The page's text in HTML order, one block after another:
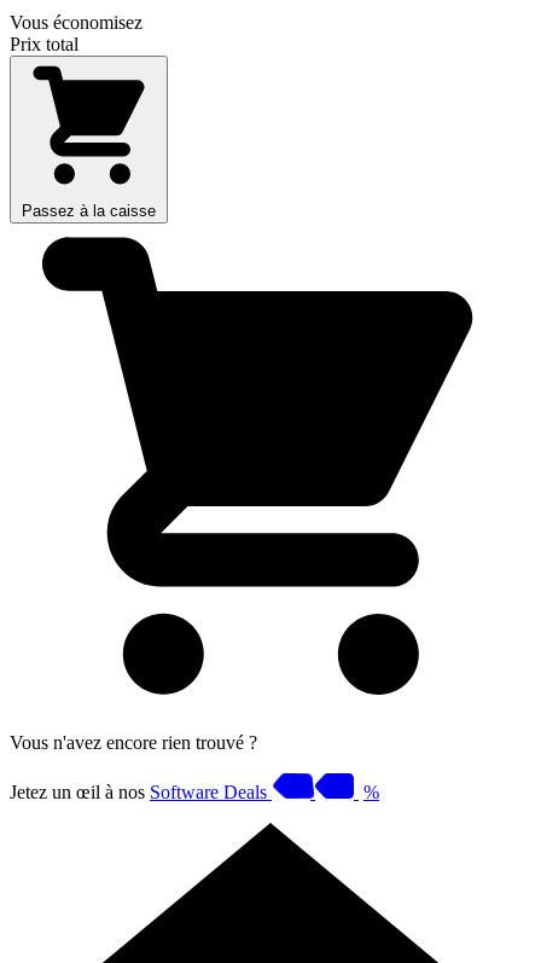
Vous économisez
Prix total
Passez à la caisse
Vous n'avez encore rien trouvé ?
Jetez un œil à nos Software Deals %